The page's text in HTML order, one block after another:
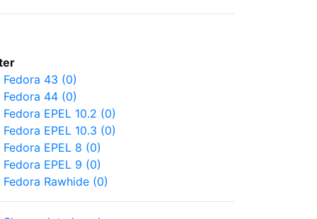
Fedora 43 (0)
Fedora 44 (0)
Fedora EPEL 10.2 (0)
Fedora EPEL 10.3 (0)
Fedora EPEL 8 (0)
Fedora EPEL 9 (0)
Fedora Rawhide (0)